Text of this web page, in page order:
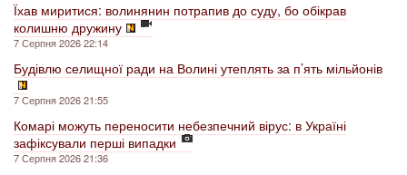
Їхав миритися: волинянин потрапив до суду, бо обікрав
колишню дружину
7 Серпня 2026 22:14
Будівлю селищної ради на Волині утеплять за п’ять мільйонів
7 Серпня 2026 21:55
Комарі можуть переносити небезпечний вірус: в Україні
зафіксували перші випадки
7 Серпня 2026 21:36